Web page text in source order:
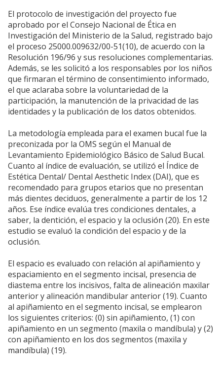
El protocolo de investigación del proyecto fue
aprobado por el Consejo Nacional de Ética en
Investigación del Ministerio de la Salud, registrado bajo
el proceso 25000.009632/00-51(10), de acuerdo con la
Resolución 196/96 y sus resoluciones complementarias.
Además, se les solicitó a los responsables por los niños
que firmaran el término de consentimiento informado,
el que aclaraba sobre la voluntariedad de la
participación, la manutención de la privacidad de las
identidades y la publicación de los datos obtenidos.
La metodología empleada para el examen bucal fue la
preconizada por la OMS según el Manual de
Levantamiento Epidemiológico Básico de Salud Bucal.
Cuanto al índice de evaluación, se utilizó el Índice de
Estética Dental/ Dental Aesthetic Index (DAI), que es
recomendado para grupos etarios que no presentan
más dientes deciduos, generalmente a partir de los 12
años. Ese índice evalúa tres condiciones dentales, a
saber, la dentición, el espacio y la oclusión (20). En este
estudio se evaluó la condición del espacio y de la
oclusión.
El espacio es evaluado con relación al apiñamiento y
espaciamiento en el segmento incisal, presencia de
diastema entre los incisivos, falta de alineación maxilar
anterior y alineación mandibular anterior (19). Cuanto
al apiñamiento en el segmento incisal, se emplearon
los siguientes criterios: (0) sin apiñamiento, (1) con
apiñamiento en un segmento (maxila o mandíbula) y (2)
con apiñamiento en los dos segmentos (maxila y
mandíbula) (19).